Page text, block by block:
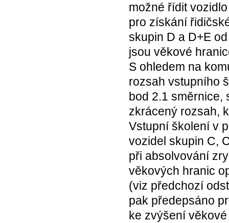
možné řídit
pro získání
skupin D a D+E
jsou věkové
S ohledem na
rozsah vstupního
bod 2.1 směrnice,
zkrácený rozsah,
Vstupní školení v
vozidel skupin C,
při absolvování
věkových hranic
(viz předchozí
pak předepsáno
ke zvýšení